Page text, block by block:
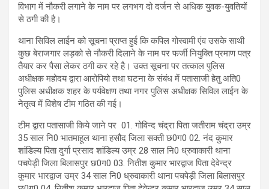
विभाग में नौकरी लगाने के नाम पर लगभग दो दर्जन से अधिक युवक-युवतियों
से ठगी की है।
थाना सिविल लाईन को सूचना प्राप्त हुई कि कपिल गोस्वामी एंव उसके साथी
कुछ बेराजगार लड़को से नौकरी दिलाने के नाम पर फर्जी नियुक्ति प्रमाण पत्र
तैयार कर पैसा लेकर ठगी कर रहे है। उक्त सूचना पर तत्काल पुलिस
अधीक्षक महोदय द्वारा आरोपियो तथा घटना के संबंध में पतासाजी हेतु अति0
पुलिस अधीक्षक शहर के पर्यवेक्षण तथा नगर पुलिस अधीक्षक सिविल लाईन के
नेतृत्व में विशेष टीम गठित की गई।
टीम द्वारा पतासाजी किये जाने पर 01. गोविन्द चंद्रा पिता जतीराम चंद्रा उम्र
35 साल नि0 भातमाहूल थाना हसौद जिला सक्ती छ0ग0 02. नंद कुमार
शांडिल्य पिता दुर्गा प्रसाद शांडिल्य उम्र 28 साल नि0 ध्रुवाकारी थाना
पचपेड़ी जिला बिलासपुर छ0ग0 03. नितीश कुमार भारद्वाज पिता देवेन्द्र
कुमार भारद्वाज उम्र 34 साल नि0 ध्रुवाकारी थाना पचपेड़ी जिला बिलासपुर